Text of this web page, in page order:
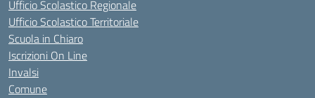
Ufficio Scolastico Regionale
Ufficio Scolastico Territoriale
Scuola in Chiaro
Iscrizioni On Line
Invalsi
Comune